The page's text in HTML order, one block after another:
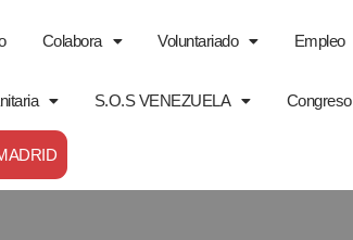
Colabora Voluntariado Empleo
S.O.S VENEZUELA Congreso